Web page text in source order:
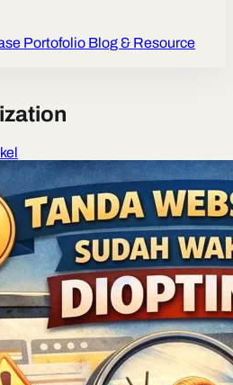
Portofolio Blog & Resource